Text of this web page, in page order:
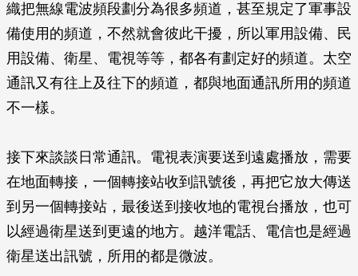
織把無線電波頻段劃分為很多頻道，甚至規定了軍事設
備使用的頻道，不然就會彼此干擾，所以軍用設備、民
用設備、衛星、電視等等，都各有劃定好的頻道。太空
通訊又有往上及往下的頻道，都與地面通訊所用的頻道
不一樣。
接下來談談日常通訊。電視表演要送到遠處播放，需要
在地面轉接，一個轉接站收到訊號後，再把它放大傳送
到另一個轉接站，最後送到接收地的電視台播放，也可
以經過衛星送到更遠的地方。越洋電話、電信也是經過
衛星送出訊號，所用的都是微波。